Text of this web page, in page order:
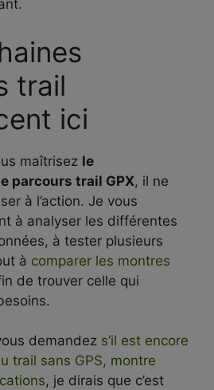
trail
ici
maîtrisez le
parcours trail GPX, il ne
à l’action. Je vous
à analyser les différentes
à tester plusieurs
à comparer les montres
de trouver celle qui
demandez s’il est encore
trail sans GPS, montre
, je dirais que c’est